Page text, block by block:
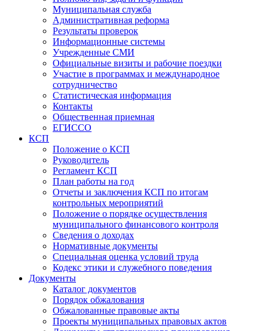
Муниципальная служба
Административная реформа
Результаты проверок
Информационные системы
Учрежденные СМИ
Официальные визиты и рабочие поездки
Участие в программах и международное
сотрудничество
Статистическая информация
Контакты
Общественная приемная
ЕГИССО
КСП
Положение о КСП
Руководитель
Регламент КСП
План работы на год
Отчеты и заключения КСП по итогам
контрольных мероприятий
Положение о порядке осуществления
муниципального финансового контроля
Сведения о доходах
Нормативные документы
Специальная оценка условий труда
Кодекс этики и служебного поведения
Документы
Каталог документов
Порядок обжалования
Обжалованные правовые акты
Проекты муниципальных правовых актов